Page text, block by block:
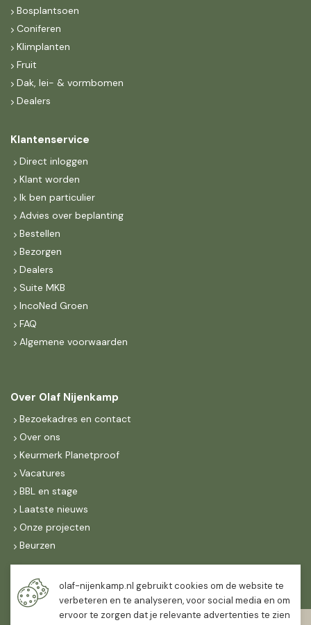
Bosplantsoen
Coniferen
Klimplanten
Fruit
Dak, lei- & vormbomen
Dealers
Klantenservice
Direct inloggen
Klant worden
Ik ben particulier
Advies over beplanting
Bestellen
Bezorgen
Dealers
Suite MKB
IncoNed Groen
FAQ
Algemene voorwaarden
Over Olaf Nijenkamp
Bezoekadres en contact
Over ons
Keurmerk Planetproof
Vacatures
BBL en stage
Laatste nieuws
Onze projecten
Beurzen
Maandag t/m vrijdag
07:30-
16:30
olaf-nijenkamp.nl gebruikt cookies om de website te
verbeteren en te analyseren, voor social media en om
ervoor te zorgen dat je relevante advertenties te zien